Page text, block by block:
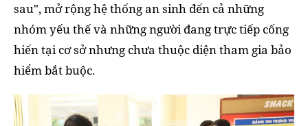
sau", mở rộng hệ thống an sinh đến cả những
nhóm yếu thế và những người đang trực tiếp cống
hiến tại cơ sở nhưng chưa thuộc diện tham gia bảo
hiểm bắt buộc.